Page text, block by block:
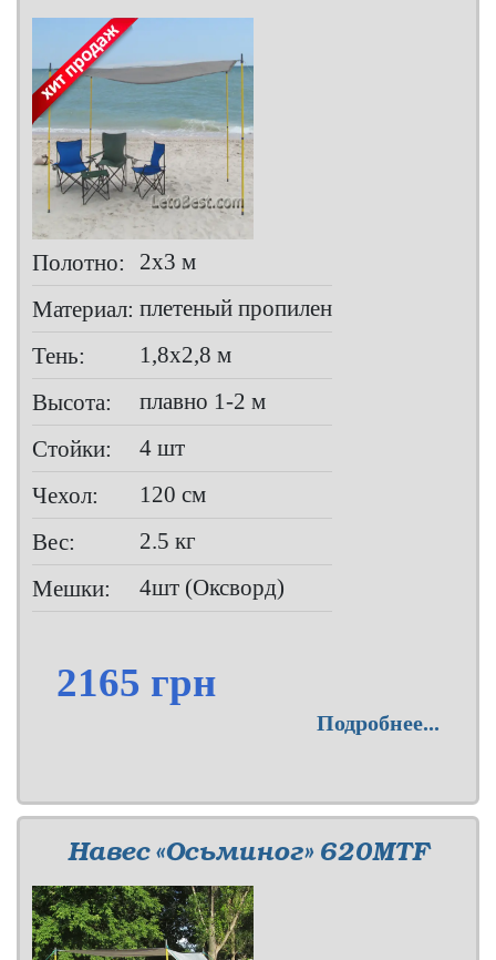
Полотно:
2х3 м
Материал: плетеный пропилен
Тень:
1,8х2,8 м
Высота:
плавно 1-2 м
Стойки:
4 шт
Чехол:
120 см
Вес:
2.5 кг
Мешки:
4шт (Оксворд)
2165 грн
Подробнее...
Навес «Осьминог» 620MTF